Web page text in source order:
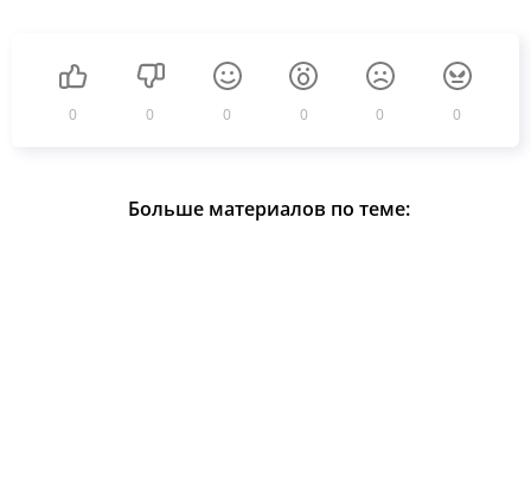
0 0 0 0 0 0
Больше материалов по теме: